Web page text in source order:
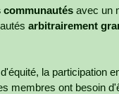
communautés avec un
arbitrairement
la participation
membres ont besoin